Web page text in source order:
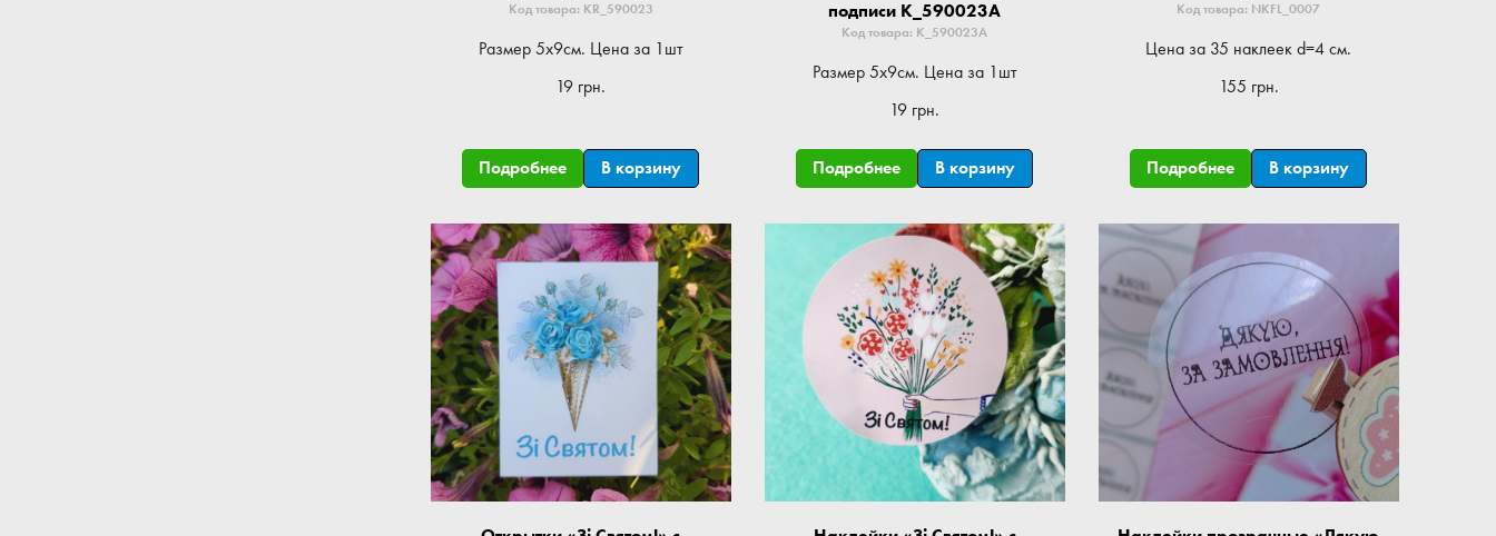
Код товара: KR_590023
Размер 5x9см. Цена за 1шт
19 грн.
Подробнее В корзину
подписи K_590023A
Код товара: K_590023A
Размер 5x9см. Цена за 1шт
19 грн.
Подробнее В корзину
Код товара: NKFL_0007
Цена за 35 наклеек d=4 см.
155 грн.
Подробнее В корзину